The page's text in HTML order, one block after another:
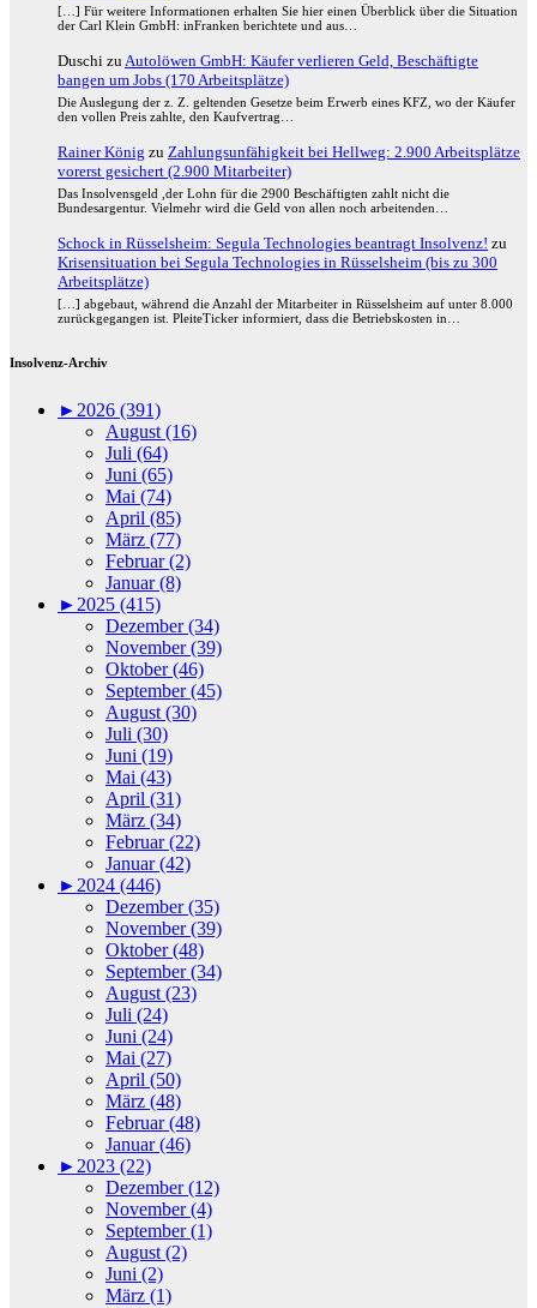
[…] Für weitere Informationen erhalten Sie hier einen Überblick über die Situation
der Carl Klein GmbH: inFranken berichtete und aus…
Duschi zuAutolöwen GmbH: Käufer verlieren Geld, Beschäftigte
bangen um Jobs (170 Arbeitsplätze)
Die Auslegung der z. Z. geltenden Gesetze beim Erwerb eines KFZ, wo der Käufer
den vollen Preis zahlte, den Kaufvertrag…
Rainer König zu Zahlungsunfähigkeit bei Hellweg: 2.900 Arbeitsplätze
vorerst gesichert (2.900 Mitarbeiter)
Das Insolvensgeld ,der Lohn für die 2900 Beschäftigten zahlt nicht die
Bundesargentur. Vielmehr wird die Geld von allen noch arbeitenden…
Schock in Rüsselsheim: Segula Technologies beantragt Insolvenz! zu
Krisensituation bei Segula Technologies in Rüsselsheim (bis zu 300
Arbeitsplätze)
[…] abgebaut, während die Anzahl der Mitarbeiter in Rüsselsheim auf unter 8.000
zurückgegangen ist. PleiteTicker informiert, dass die Betriebskosten in…
Insolvenz-Archiv
► 2026 (391)
August (16)
Juli (64)
Juni (65)
Mai (74)
April (85)
März (77)
Februar (2)
Januar (8)
► 2025 (415)
Dezember (34)
November (39)
Oktober (46)
September (45)
August (30)
Juli (30)
Juni (19)
Mai (43)
April (31)
März (34)
Februar (22)
Januar (42)
► 2024 (446)
Dezember (35)
November (39)
Oktober (48)
September (34)
August (23)
Juli (24)
Juni (24)
Mai (27)
April (50)
März (48)
Februar (48)
Januar (46)
► 2023 (22)
Dezember (12)
November (4)
September (1)
August (2)
Juni (2)
März (1)